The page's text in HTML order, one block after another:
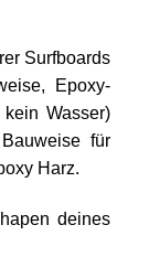
Surfboards
Epoxy-
Wasser)
für
Harz.
deines